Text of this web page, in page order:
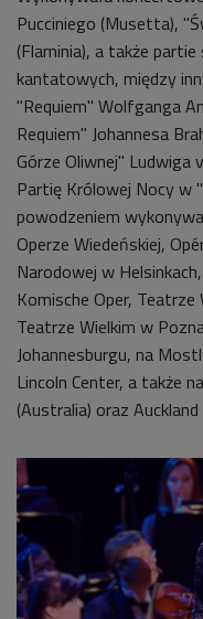
Pucciniego (Musetta),
(Flaminia), a także
kantatowych, między
"Requiem" Wolfganga
Requiem" Johannesa
Górze Oliwnej" Ludwiga
Partię Królowej Nocy w
powodzeniem
Operze Wiedeńskiej,
Narodowej w
Komische Oper,
Teatrze Wielkim w
Johannesburgu, na
Lincoln Center, a także
(Australia) oraz